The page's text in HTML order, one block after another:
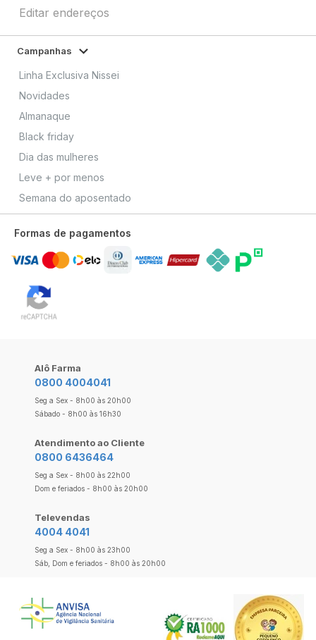
Editar endereços
Campanhas
Linha Exclusiva Nissei
Novidades
Almanaque
Black friday
Dia das mulheres
Leve + por menos
Semana do aposentado
Formas de pagamentos
Alô Farma
0800 4004041
Seg a Sex - 8h00 às 20h00
Sábado - 8h00 às 16h30
Atendimento ao Cliente
0800 6436464
Seg a Sex - 8h00 às 22h00
Dom e feriados - 8h00 às 20h00
Televendas
4004 4041
Seg a Sex - 8h00 às 23h00
Sáb, Dom e feriados - 8h00 às 20h00